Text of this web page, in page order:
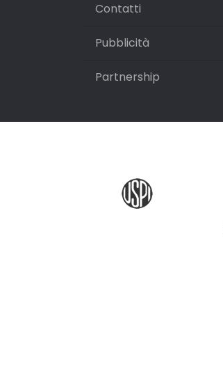
Contatti
Pubblicità
Partnership